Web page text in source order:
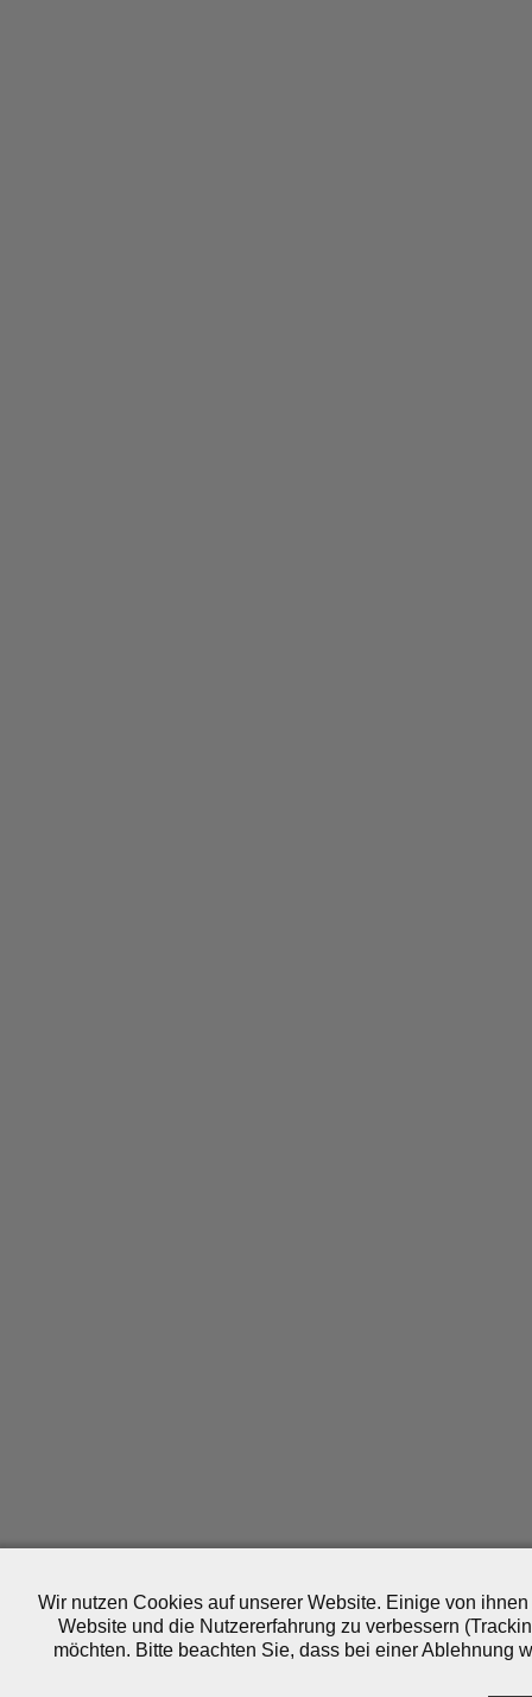
Wir nutzen Cookies auf unserer Website. Einige von
Website und die Nutzererfahrung zu verbessern
möchten. Bitte beachten Sie, dass bei einer Ablehnung